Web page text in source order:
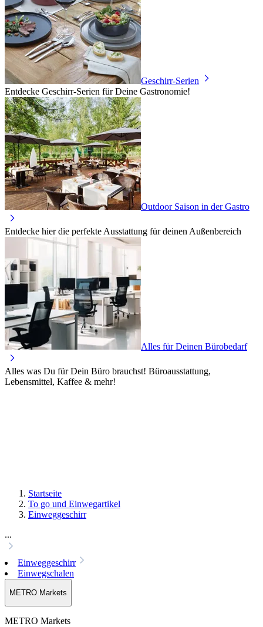
Geschirr-Serien
Entdecke Geschirr-Serien für Deine Gastronomie!
Outdoor Saison in der Gastro
Entdecke hier die perfekte Ausstattung für deinen Außenbereich
Alles für Deinen Bürobedarf
Alles was Du für Dein Büro brauchst! Büroausstattung,
Lebensmittel, Kaffee & mehr!
Startseite
To go und Einwegartikel
Einweggeschirr
...
Einweggeschirr
Einwegschalen
METRO Markets
METRO Markets